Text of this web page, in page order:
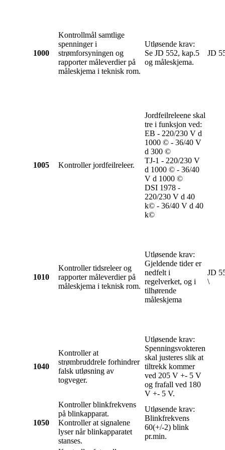
1000
Kontrollmål samtlige
spenninger i
strømforsyningen og
rapporter måleverdier på
måleskjema i teknisk rom.
Utløsende krav:
Se JD 552, kap.5
og måleskjema.
JD
1005 Kontroller jordfeilreleer.
Jordfeilreleene skal
tre i funksjon ved:
EB - 220/230 V d
1000 © - 36/40 V
d 300 ©
TJ-1 - 220/230 V
d 1000 © - 36/40
V d 1000 ©
DSI 1978 -
220/230 V d 40
k© - 36/40 V d 40
k©
1010
Kontroller tidsreleer og
rapporter måleverdier på
måleskjema i teknisk rom.
Utløsende krav:
Gjeldende tider er
nedfelt i
regelverket, og i
tilhørende
måleskjema
JD
\
1040
Kontroller at
strømbruddrele forhindrer
falsk utløsning av
togveger.
Utløsende krav:
Spenningsvokteren
skal justeres slik at
tiltrekk kommer
ved 205 V +- 5 V
og frafall ved 180
V +- 5 V.
1050
Kontroller blinkfrekvens
på blinkapparat.
Kontroller at signalene
lyser når blinkapparatet
stanses.
Utløsende krav:
Blinkfrekvens
60(+/-2) blink
pr.min.